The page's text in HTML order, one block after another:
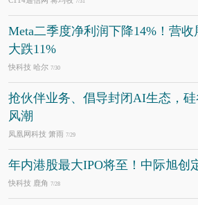
Meta二季度净利润下降14%！营
大跌11%
快科技 哈尔 7/30
抢伙伴业务、倡导封闭AI生态，
风潮
凤凰网科技 箫雨 7/29
年内港股最大IPO将至！中际旭创
快科技 鹿角 7/28